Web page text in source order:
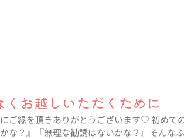
お越しいただくために
ご縁を頂きありがとうございます♡ 初めて
な？』『無理な勧誘はないかな？』そんな